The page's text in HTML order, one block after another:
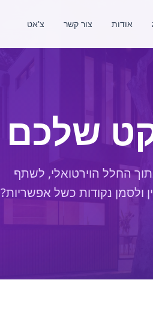
אודות צור קשר צ'אט
שלכם
החלל הוירטואלי, לשתף
ולסמן נקודות כשל אפשריות?